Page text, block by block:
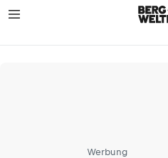
Werbung